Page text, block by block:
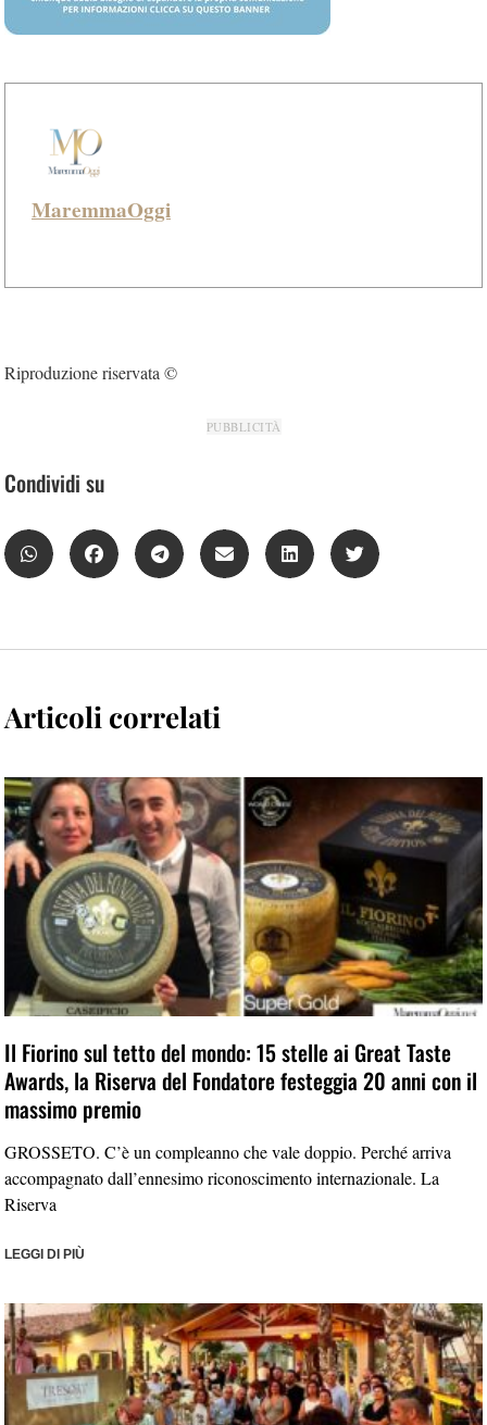
MaremmaOggi
Riproduzione riservata ©
PUBBLICITÀ
Condividi su
Articoli correlati
Il Fiorino sul tetto del mondo: 15 stelle ai Great Taste
Awards, la Riserva del Fondatore festeggia 20 anni con il
massimo premio
GROSSETO. C’è un compleanno che vale doppio. Perché arriva
accompagnato dall’ennesimo riconoscimento internazionale. La
Riserva
LEGGI DI PIÙ